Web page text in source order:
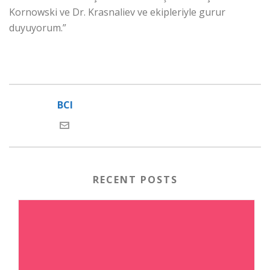
Kornowski ve Dr. Krasnaliev ve ekipleriyle gurur
duyuyorum.”
BCI
RECENT POSTS